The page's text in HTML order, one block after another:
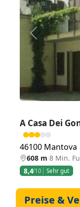
Zurück
A Casa Dei
46100 Mantova
608 m·8 Min.
8,4/10 Sehr gut
Preise &